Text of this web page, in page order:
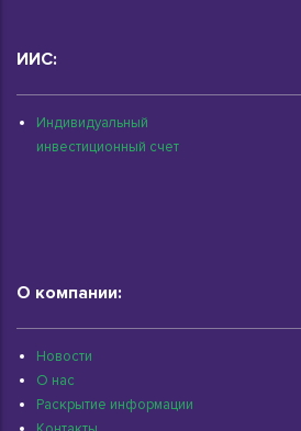
ИИС:
Индивидуальный
инвестиционный счет
О компании:
Новости
О нас
Раскрытие информации